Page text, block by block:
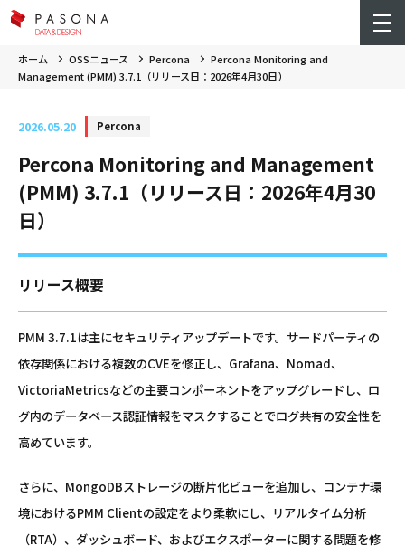
ホーム OSSニュース Percona
Percona Monitoring and
Management (PMM) 3.7.1（リリース日：2026年4月30日）
2026.05.20 Percona
Percona Monitoring and Management
(PMM) 3.7.1（リリース日：2026年4月30
日）
リリース概要
PMM 3.7.1は主にセキュリティアップデートです。サードパーティの
依存関係における複数のCVEを修正し、Grafana、Nomad、
VictoriaMetricsなどの主要コンポーネントをアップグレードし、ロ
グ内のデータベース認証情報をマスクすることでログ共有の安全性を
高めています。
さらに、MongoDBストレージの断片化ビューを追加し、コンテナ環
境におけるPMM Clientの設定をより柔軟にし、リアルタイム分析
（RTA）、ダッシュボード、およびエクスポーターに関する問題を修